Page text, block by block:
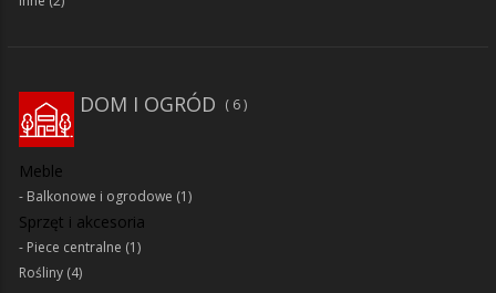
DOM I OGRÓD 6
Meble
Balkonowe i ogrodowe (1)
Sprzęt i akcesoria
Piece centralne (1)
Rośliny (4)